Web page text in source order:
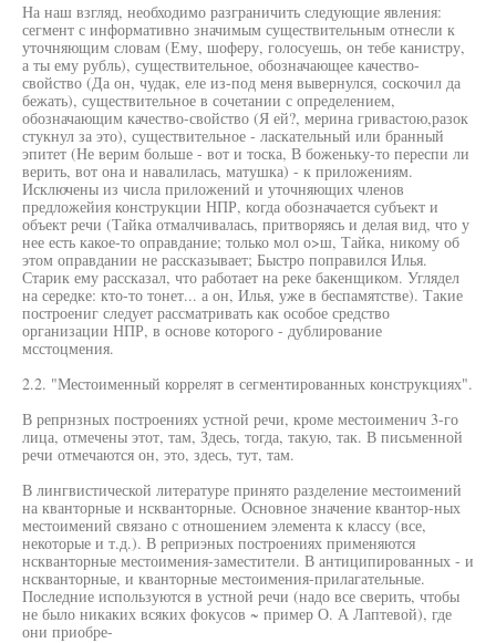
На наш взгляд, необходимо разграничить следующие явления:
сегмент с информативно значимым существительным отнесли к
уточняющим словам (Ему, шоферу, голосуешь, он тебе канистру,
а ты ему рубль), существительное, обозначающее качество-
свойство (Да он, чудак, еле из-под меня вывернулся, соскочил да
бежать), существительное в сочетании с определением,
обозначающим качество-свойство (Я ей?, мерина гривастою,разок
стукнул за это), существительное - ласкательный или бранный
эпитет (Не верим больше - вот и тоска, В боженьку-то переспи ли
верить, вот она и навалилась, матушка) - к приложениям.
Исключены из числа приложений и уточняющих членов
предложейия конструкции НПР, когда обозначается субъект и
объект речи (Тайка отмалчивалась, притворяясь и делая вид, что у
нее есть какое-то оправдание; только мол о>ш, Тайка, никому об
этом оправдании не рассказывает; Быстро поправился Илья.
Старик ему рассказал, что работает на реке бакенщиком. Углядел
на середке: кто-то тонет... а он, Илья, уже в беспамятстве). Такие
построениг следует рассматривать как особое средство
организации НПР, в основе которого - дублирование
мсстоцмения.
2.2. "Местоименный коррелят в сегментированных конструкциях".
В репрнзных построениях устной речи, кроме местоименич 3-го
лица, отмечены этот, там, Здесь, тогда, такую, так. В письменной
речи отмечаются он, это, здесь, тут, там.
В лингвистической литературе принято разделение местоимений
на кванторные и нскванторные. Основное значение квантор-ных
местоимений связано с отношением элемента к классу (все,
некоторые и т.д.). В реприэных построениях применяются
нскванторные местоимения-заместители. В антиципированных - и
нскванторные, и кванторные местоимения-прилагательные.
Последние используются в устной речи (надо все сверить, чтобы
не было никаких всяких фокусов ~ пример О. А Лаптевой), где
они приобре-